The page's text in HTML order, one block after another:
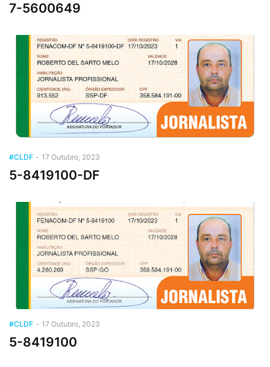
7-5600649
#CLDF - 17 Outubro, 2023
5-8419100-DF
#CLDF - 17 Outubro, 2023
5-8419100